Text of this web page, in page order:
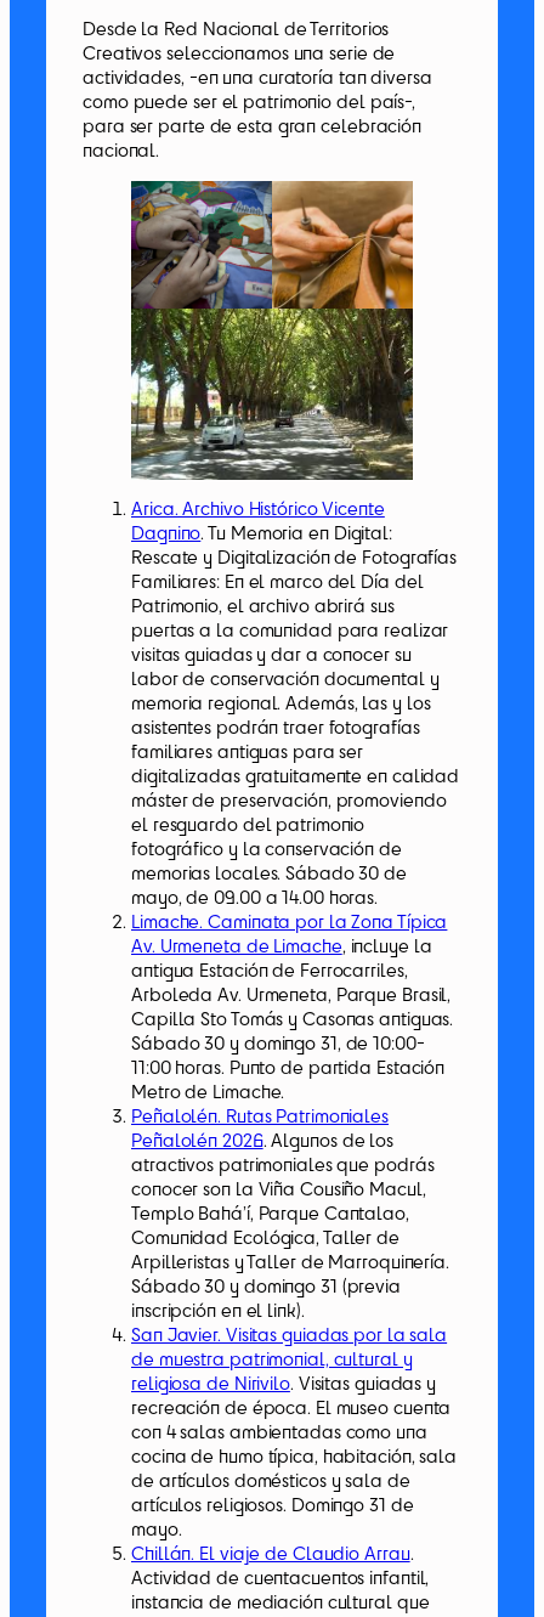
Desde la Red Nacional de Territorios
Creativos seleccionamos una serie de
actividades, -en una curatoría tan diversa
como puede ser el patrimonio del país-,
para ser parte de esta gran celebración
nacional.
Arica. Archivo Histórico Vicente
Dagnino. Tu Memoria en Digital:
Rescate y Digitalización de Fotografías
Familiares: En el marco del Día del
Patrimonio, el archivo abrirá sus
puertas a la comunidad para realizar
visitas guiadas y dar a conocer su
labor de conservación documental y
memoria regional. Además, las y los
asistentes podrán traer fotografías
familiares antiguas para ser
digitalizadas gratuitamente en calidad
máster de preservación, promoviendo
el resguardo del patrimonio
fotográfico y la conservación de
memorias locales. Sábado 30 de
mayo, de 09.00 a 14.00 horas.
Limache. Caminata por la Zona Típica
Av. Urmeneta de Limache, incluye la
antigua Estación de Ferrocarriles,
Arboleda Av. Urmeneta, Parque Brasil,
Capilla Sto Tomás y Casonas antiguas.
Sábado 30 y domingo 31, de 10:00-
11:00 horas. Punto de partida Estación
Metro de Limache.
Peñalolén. Rutas Patrimoniales
Peñalolén 2026. Algunos de los
atractivos patrimoniales que podrás
conocer son la Viña Cousiño Macul,
Templo Bahá’í, Parque Cantalao,
Comunidad Ecológica, Taller de
Arpilleristas y Taller de Marroquinería.
Sábado 30 y domingo 31 (previa
inscripción en el link).
San Javier. Visitas guiadas por la sala
de muestra patrimonial, cultural y
religiosa de Nirivilo. Visitas guiadas y
recreación de época. El museo cuenta
con 4 salas ambientadas como una
cocina de humo típica, habitación, sala
de artículos domésticos y sala de
artículos religiosos. Domingo 31 de
mayo.
Chillán. El viaje de Claudio Arrau.
Actividad de cuentacuentos infantil,
instancia de mediación cultural que